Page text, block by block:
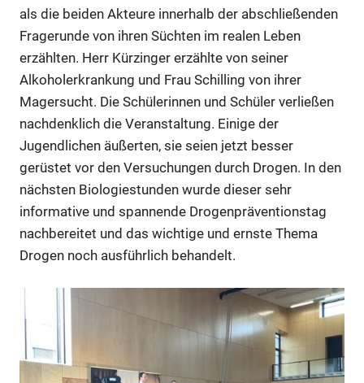
als die beiden Akteure innerhalb der abschließenden
Fragerunde von ihren Süchten im realen Leben
erzählten. Herr Kürzinger erzählte von seiner
Alkoholerkrankung und Frau Schilling von ihrer
Magersucht. Die Schülerinnen und Schüler verließen
nachdenklich die Veranstaltung. Einige der
Jugendlichen äußerten, sie seien jetzt besser
gerüstet vor den Versuchungen durch Drogen. In den
nächsten Biologiestunden wurde dieser sehr
informative und spannende Drogenpräventionstag
nachbereitet und das wichtige und ernste Thema
Drogen noch ausführlich behandelt.